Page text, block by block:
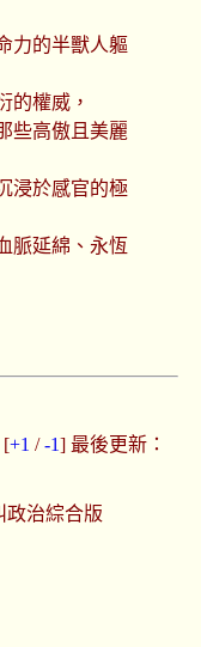
力的半獸人軀
的權威，
些高傲且美麗
浸於感官的極
脈延綿、永恆
[+1 /-1] 最後更新：
政治綜合版